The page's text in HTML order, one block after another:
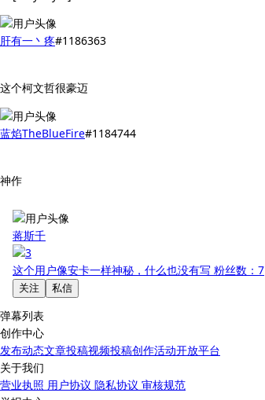
肝有一丶疼#1186363
这个柯文哲很豪迈
蓝焰TheBlueFire#1184744
神作
蒋斯千
这个用户像安卡一样神秘，什么也没有写 粉丝数：7
关注 私信
弹幕列表
创作中心
发布动态文章投稿视频投稿创作活动开放平台
关于我们
营业执照 用户协议 隐私协议 审核规范